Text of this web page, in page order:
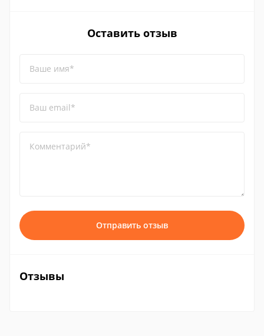
Оставить отзыв
Ваше имя*
Ваш email*
Комментарий*
Отправить отзыв
Отзывы